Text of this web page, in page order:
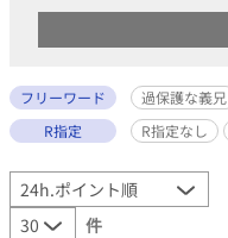
フリーワード
過保護な義兄
R指定
R指定なし
件